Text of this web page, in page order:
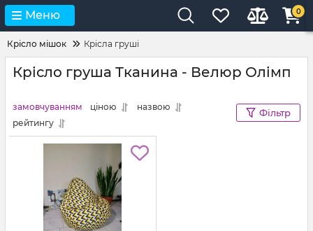
Меню 0
Крісло мішок Крісла груші
Крісло груша Тканина - Велюр Олімп
замовчуванням ціною
назвою
рейтингу
Фільтр